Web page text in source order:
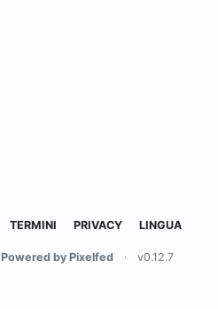
TERMINI PRIVACY LINGUA
Powered by Pixelfed · v0.12.7